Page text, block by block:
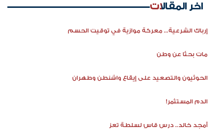
اخر المقالات
إرباك الشرعية... معركة موازية في توقيت الحسم
مات بحثًا عن وطن
الحوثيون والتصعيد على إيقاع واشنطن وطهران
الدم المستثمر!
أمجد خالد.. درس قاسٍ لسلطة تعز